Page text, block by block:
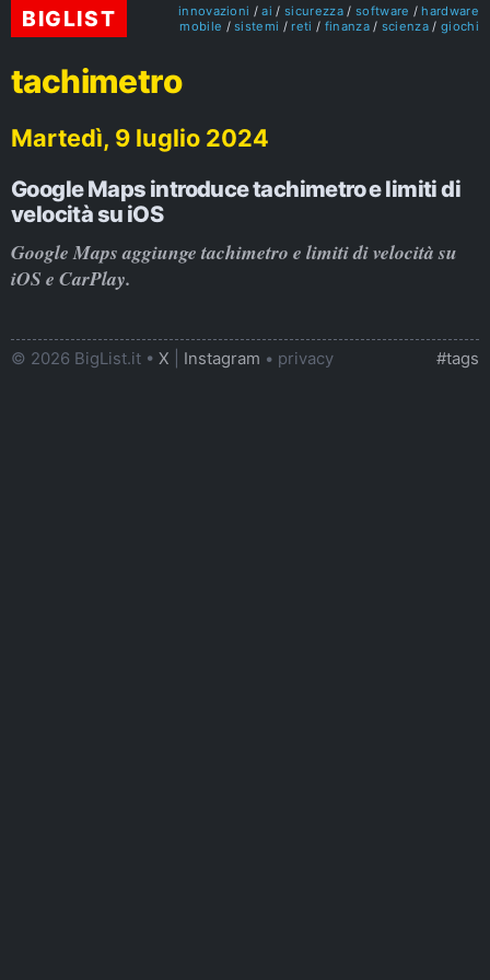
BIGLIST innovazioni ai sicurezza software
hardware
mobile
sistemi reti finanza scienza giochi
tachimetro
Martedì, 9 luglio 2024
Google Maps introduce tachimetro e limiti di
velocità su iOS
Google Maps aggiunge tachimetro e limiti di velocità su
iOS e CarPlay.
© 2026 BigList.it • X Instagram • privacy #tags